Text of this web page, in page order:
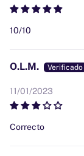
10/10
11/01/2023
O.L.M.
Correcto